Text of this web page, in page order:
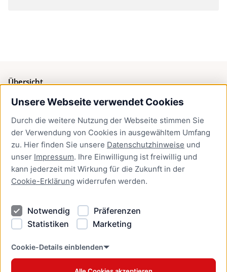
Unsere Webseite verwendet Cookies
Durch die weitere Nutzung der Webseite stimmen Sie
der Verwendung von Cookies in ausgewähltem Umfang
zu. Hier finden Sie unsere Datenschutzhinweise und
unser Impressum. Ihre Einwilligung ist freiwillig und
kann jederzeit mit Wirkung für die Zukunft in der
Cookie-Erklärung widerrufen werden.
Notwendig
Präferenzen
Statistiken
Marketing
Cookie-Details einblenden
Übersicht
Bürgerservice
Presse
Newsletter Lübeck:kompakt
Kontakt
Kontakt
Datenschutzhinweise
Barrierefreiheit
Cookie Erklärung